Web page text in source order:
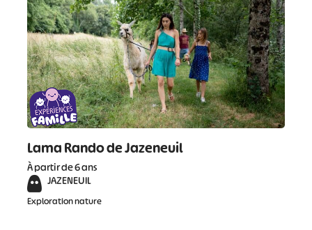
Lama Rando de Jazeneuil
À partir de 6 ans
JAZENEUIL
Exploration nature
# # #
#
#
#
#